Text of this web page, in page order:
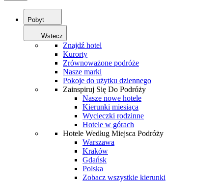
Pobyt
Wstecz
Znajdź hotel
Kurorty
Zrównoważone podróże
Nasze marki
Pokoje do użytku dziennego
Zainspiruj Się Do Podróży
Nasze nowe hotele
Kierunki miesiąca
Wycieczki rodzinne
Hotele w górach
Hotele Według Miejsca Podróży
Warszawa
Kraków
Gdańsk
Polska
Zobacz wszystkie kierunki